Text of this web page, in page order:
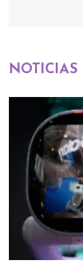
NOTICIAS